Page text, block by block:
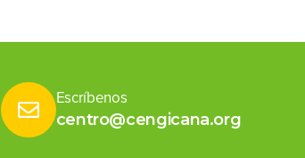
Escríbenos
centro@cengicana.org